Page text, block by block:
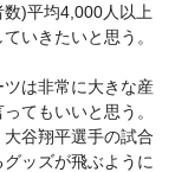
)平均4,000人以上
いきたいと思う。
は非常に大きな産
てもいいと思う。
谷翔平選手の試合
ッズが飛ぶように